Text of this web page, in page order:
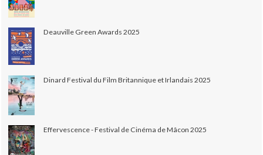
Deauville Green Awards 2025
Dinard Festival du Film Britannique et Irlandais 2025
Effervescence - Festival de Cinéma de Mâcon 2025